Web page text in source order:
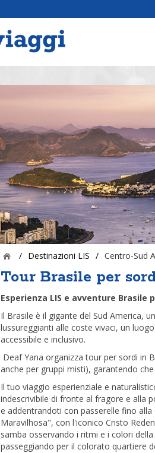
/ Destinazioni LIS / Centro-Sud
Tour Brasile per
Esperienza LIS e avventure Brasile
Il Brasile è il gigante del Sud America,
lussureggianti alle coste vivaci, un
accessibile e inclusivo.
Deaf Yana organizza tour per sordi in
anche per gruppi misti), garantendo
Il tuo viaggio esperienziale e
indescrivibile di fronte al fragore e alla
e addentrandoti con passerelle fino
Maravilhosa", con l'iconico Cristo
samba osservando i ritmi e i colori
passeggiando per il colorato quartiere